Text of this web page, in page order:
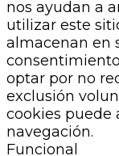
nos ayudan a
utilizar este
almacenan en
optar por no
exclusión
cookies puede
navegación.
Funcional